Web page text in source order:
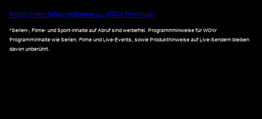
Noch mehr Informationen zu WOW Premium
*Serien-, Filme- und Sport-Inhalte auf Abruf sind werbefrei. Programmhinweise für WOW
Programminhalte wie Serien, Filme und Live-Events, sowie Produkthinweise auf Live-Sendern bleiben
davon unberührt.